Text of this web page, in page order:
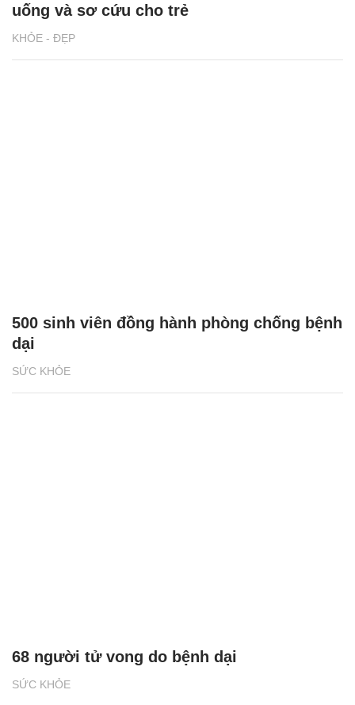
KHỎE - ĐẸP
uống và sơ cứu cho trẻ
SỨC KHỎE
500 sinh viên đồng hành phòng chống bệnh
dại
SỨC KHỎE
68 người tử vong do bệnh dại